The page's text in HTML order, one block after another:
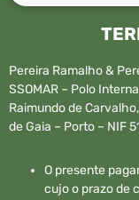
Pereira Ramalho &
SSOMAR – Polo
Raimundo de
de Gaia – Porto – NIF
O presente
cujo o prazo de